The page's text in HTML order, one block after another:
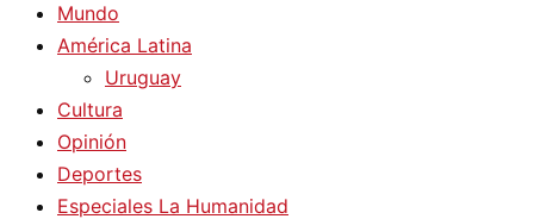
Mundo
América Latina
Uruguay
Cultura
Opinión
Deportes
Especiales La Humanidad